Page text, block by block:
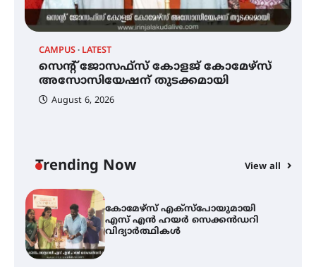
CAMPUS LATEST
സെന്റ് ജോസഫ്സ് കോളജ് കോമേഴ്‌സ്
അസോസിയേഷന് തുടക്കമായി
August 6, 2026
Trending Now View all
മെഡിക്കൽ ക്യാമ്പ്
കോമേഴ്സ് എക്സ്പോയുമായി
എസ് എൻ ഹയർ സെക്കൻഡറി
വിദ്യാർത്ഥികൾ